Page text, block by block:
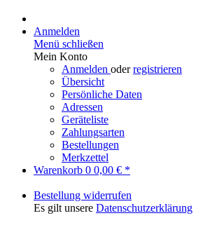
Anmelden
Menü schließen
Mein Konto
Anmelden oderregistrieren
Übersicht
Persönliche Daten
Adressen
Geräteliste
Zahlungsarten
Bestellungen
Merkzettel
Warenkorb 0 0,00 € *
Bestellung widerrufen
Es gilt unsere Datenschutzerklärung